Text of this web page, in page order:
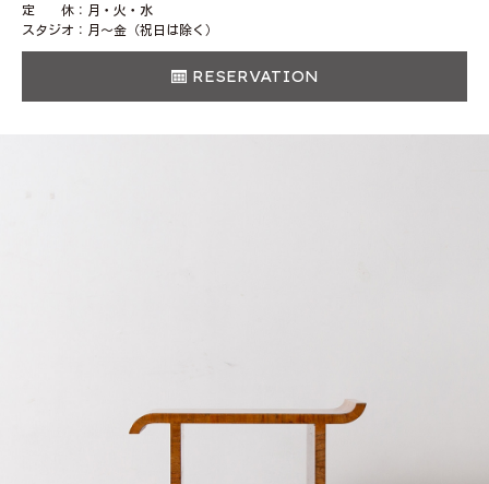
定 休：月・火・水
スタジオ：月〜金（祝日は除く）
RESERVATION